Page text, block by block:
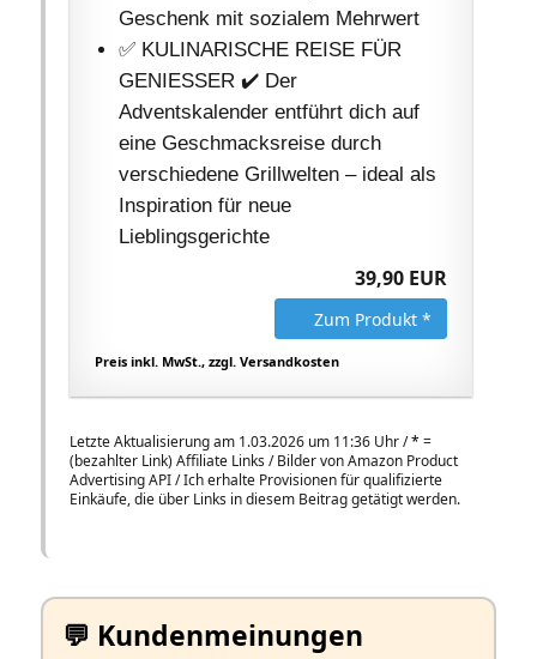
Geschenk mit sozialem Mehrwert
✅ KULINARISCHE REISE FÜR
GENIESSER ✔️ Der
Adventskalender entführt dich auf
eine Geschmacksreise durch
verschiedene Grillwelten – ideal als
Inspiration für neue
Lieblingsgerichte
39,90 EUR
Zum Produkt *
Preis inkl. MwSt., zzgl. Versandkosten
Letzte Aktualisierung am 1.03.2026 um 11:36 Uhr /* =
(bezahlter Link) Affiliate Links / Bilder von Amazon Product
Advertising API / Ich erhalte Provisionen für qualifizierte
Einkäufe, die über Links in diesem Beitrag getätigt werden.
💬 Kundenmeinungen